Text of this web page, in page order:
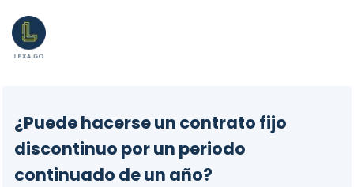
¿Puede hacerse un contrato fijo
discontinuo por un periodo
continuado de un año?